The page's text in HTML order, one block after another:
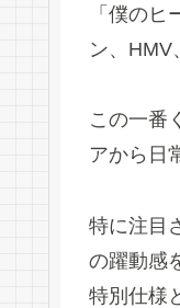
「僕の
ン、HMV
この一番
アから日
特に注目
の躍動感
特別仕様